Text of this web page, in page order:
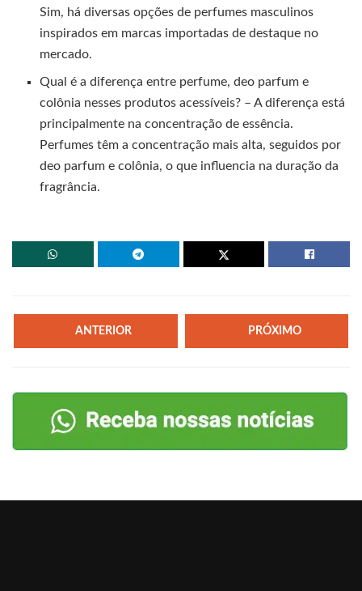
Sim, há diversas opções de perfumes masculinos
inspirados em marcas importadas de destaque no
mercado.
Qual é a diferença entre perfume, deo parfum e
colônia nesses produtos acessíveis? – A diferença está
principalmente na concentração de essência.
Perfumes têm a concentração mais alta, seguidos por
deo parfum e colônia, o que influencia na duração da
fragrância.
ANTERIOR PRÓXIMO